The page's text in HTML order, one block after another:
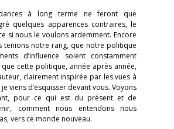
à long terme ne feront que
quelques apparences contraires, le
si nous le voulons ardemment. Encore
tenions notre rang, que notre politique
d’influence soient constamment
cette politique, année après année,
clairement inspirée par les vues à
viens d’esquisser devant vous. Voyons
pour ce qui est du présent et de
comment nous entendons nous
vers ce monde nouveau.